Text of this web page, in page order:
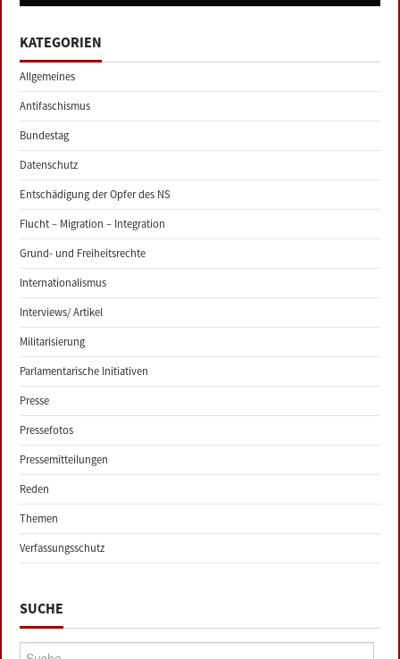
KATEGORIEN
Allgemeines
Antifaschismus
Bundestag
Datenschutz
Entschädigung der Opfer des NS
Flucht – Migration – Integration
Grund- und Freiheitsrechte
Internationalismus
Interviews/ Artikel
Militarisierung
Parlamentarische Initiativen
Presse
Pressefotos
Pressemitteilungen
Reden
Themen
Verfassungsschutz
SUCHE
Suche: